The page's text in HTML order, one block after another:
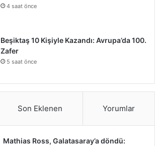
4 saat önce
Beşiktaş 10 Kişiyle Kazandı: Avrupa’da 100.
Zafer
5 saat önce
Son Eklenen Yorumlar
Mathias Ross, Galatasaray’a döndü: